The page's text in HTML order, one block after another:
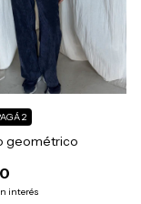
geométrico
interés
2